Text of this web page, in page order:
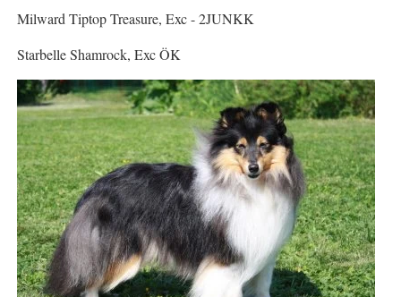
Milward Tiptop Treasure, Exc - 2JUNKK
Starbelle Shamrock, Exc ÖK